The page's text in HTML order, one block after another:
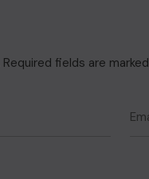
Required fields are marked